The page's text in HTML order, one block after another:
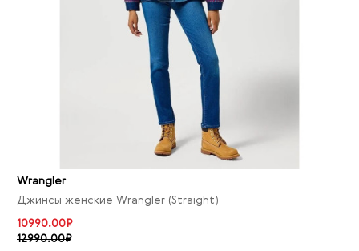
Wrangler
Джинсы женские Wrangler (Straight)
10990.00₽
12990.00₽